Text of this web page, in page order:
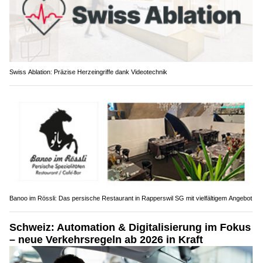
Swiss Ablation: Präzise Herzeingriffe dank Videotechnik
Banoo im Rössli: Das persische Restaurant in Rapperswil SG mit vielfältigem Angebot
Schweiz: Automation & Digitalisierung im Fokus
– neue Verkehrsregeln ab 2026 in Kraft